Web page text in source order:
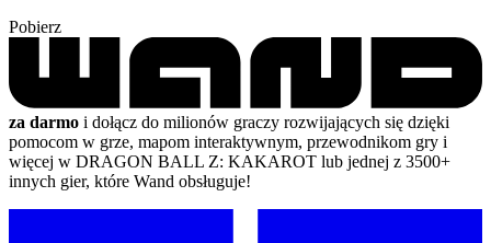
Pobierz
za darmo i dołącz do milionów graczy rozwijających się dzięki
pomocom w grze, mapom interaktywnym, przewodnikom gry i
więcej w DRAGON BALL Z: KAKAROT lub jednej z 3500+
innych gier, które Wand obsługuje!